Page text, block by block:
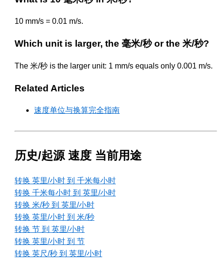
10 mm/s = 0.01 m/s.
Which unit is larger, the 毫米/秒 or the 米/秒?
The 米/秒 is the larger unit: 1 mm/s equals only 0.001 m/s.
Related Articles
速度单位与换算完全指南
历史/起源 速度 当前用途
转换 英里/小时 到 千米每小时
转换 千米每小时 到 英里/小时
转换 米/秒 到 英里/小时
转换 英里/小时 到 米/秒
转换 节 到 英里/小时
转换 英里/小时 到 节
转换 英尺/秒 到 英里/小时